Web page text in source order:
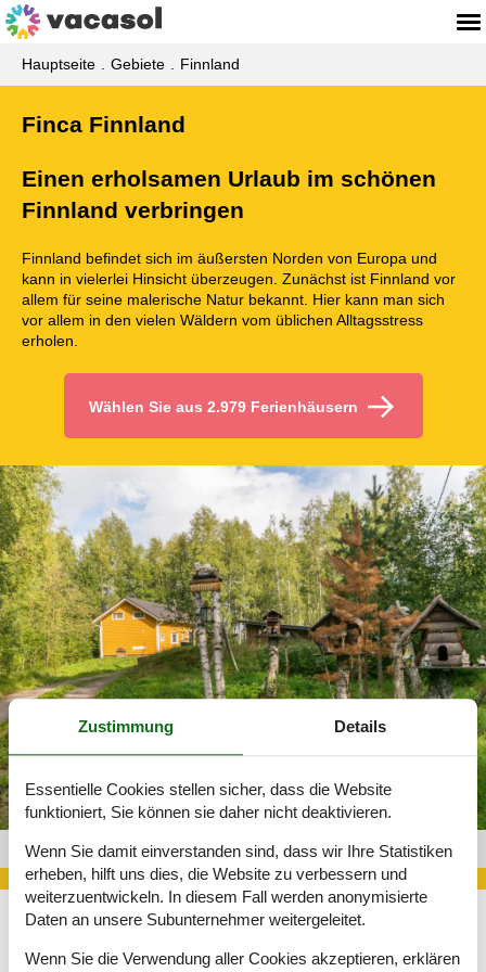
Hauptseite Gebiete Finnland
Finca Finnland
Einen erholsamen Urlaub im schönen
Finnland verbringen
Finnland befindet sich im äußersten Norden von Europa und
kann in vielerlei Hinsicht überzeugen. Zunächst ist Finnland vor
allem für seine malerische Natur bekannt. Hier kann man sich
vor allem in den vielen Wäldern vom üblichen Alltagsstress
erholen.
Wählen Sie aus 2.979 Ferienhäusern
Finca Finnland 319-FI2570.620.1
Unterkunft für einen schönen Urlaub finden? Prinzipiell ergeben
Zustimmung Details
Essentielle Cookies stellen sicher, dass die Website
funktioniert, Sie können sie daher nicht deaktivieren.
Wenn Sie damit einverstanden sind, dass wir Ihre Statistiken
erheben, hilft uns dies, die Website zu verbessern und
weiterzuentwickeln. In diesem Fall werden anonymisierte
Daten an unsere Subunternehmer weitergeleitet.
Wenn Sie die Verwendung aller Cookies akzeptieren, erklären